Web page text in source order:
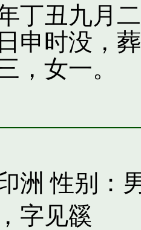
丁丑九月
申时没，
，女一。
洲 性别：
字见豀